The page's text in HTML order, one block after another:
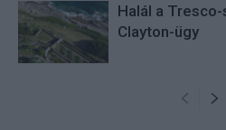
Halál a
Clayton-ügy